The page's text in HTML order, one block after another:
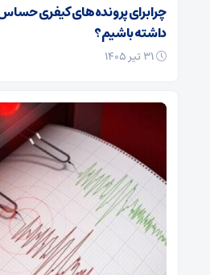
چرا برای پرونده‌های کیفری
داشته باشیم؟